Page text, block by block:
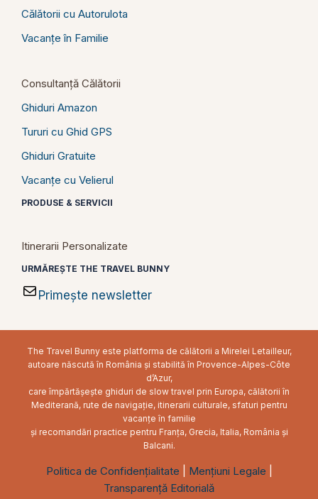
Călătorii cu Autorulota
Vacanțe în Familie
Consultanță Călătorii
Ghiduri Amazon
Tururi cu Ghid GPS
Ghiduri Gratuite
Vacanțe cu Velierul
PRODUSE & SERVICII
Itinerarii Personalizate
URMĂREȘTE THE TRAVEL BUNNY
Primește newsletter
The Travel Bunny este platforma de călătorii a Mirelei Letailleur,
autoare născută în România și stabilită în Provence-Alpes-Côte
d’Azur,
care împărtășește ghiduri de slow travel prin Europa, călătorii în
Mediterană, rute de navigație, itinerarii culturale, sfaturi pentru
vacanțe în familie
și recomandări practice pentru Franța, Grecia, Italia, România și
Balcani.
Politica de Confidențialitate Mențiuni Legale
Transparență Editorială